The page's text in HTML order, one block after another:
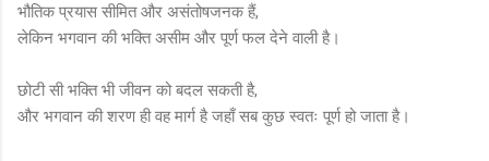
भौतिक प्रयास सीमित और असंतोषजनक हैं,
लेकिन भगवान की भक्ति असीम और पूर्ण फल देने वाली है।
छोटी सी भक्ति भी जीवन को बदल सकती है,
और भगवान की शरण ही वह मार्ग है जहाँ सब कुछ स्वतः पूर्ण हो जाता है।